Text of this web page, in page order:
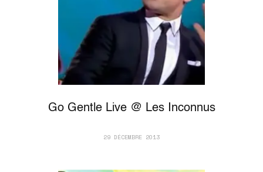
Go Gentle Live @ Les Inconnus
29 DÉCEMBRE 2013